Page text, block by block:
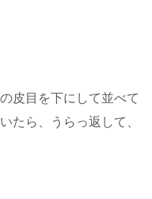
皮目を下にして並べて
たら、うらっ返して、